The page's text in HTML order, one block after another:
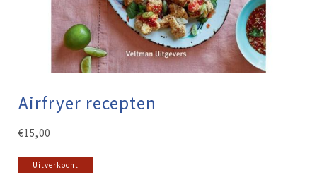
Airfryer recepten
€15,00
Uitverkocht